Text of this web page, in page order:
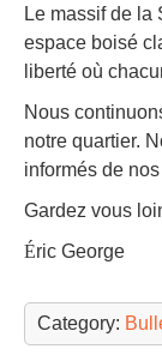
Le massif de la
espace boisé
liberté où
Nous
notre quartier.
informés de
Gardez vous
Éric George
Category: